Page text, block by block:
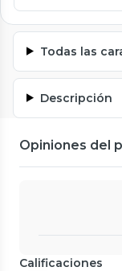
Todas las
Descripción
Opiniones del
Calificaciones